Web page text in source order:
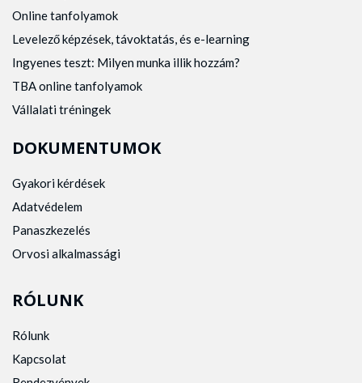
Online tanfolyamok
Levelező képzések, távoktatás, és e-learning
Ingyenes teszt: Milyen munka illik hozzám?
TBA online tanfolyamok
Vállalati tréningek
DOKUMENTUMOK
Gyakori kérdések
Adatvédelem
Panaszkezelés
Orvosi alkalmassági
RÓLUNK
Rólunk
Kapcsolat